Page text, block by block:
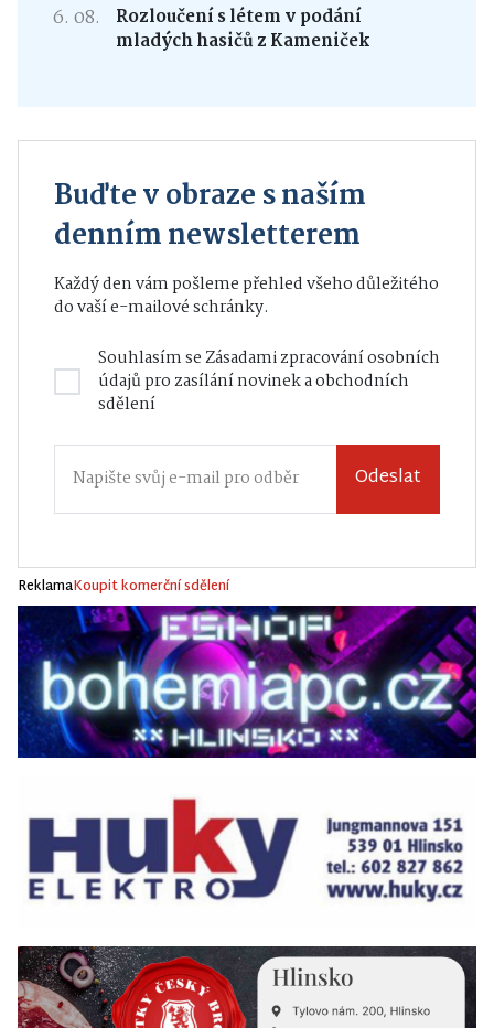
6. 08.
Rozloučení s létem v podání
mladých hasičů z Kameniček
Buďte v obraze s naším
denním newsletterem
Každý den vám pošleme přehled všeho důležitého
do vaší e-mailové schránky.
Souhlasím seZásadami zpracování osobních
údajůpro zasílání novinek a obchodních
sdělení
Odeslat
ReklamaKoupit komerční sdělení